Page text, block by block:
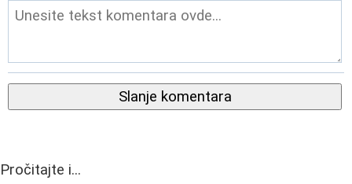
Slanje komentara
Pročitajte i...